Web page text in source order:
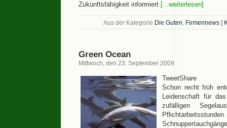
Zukunftsfähigkeit informiert [...weiterlesen]
Aus der Kategorie Die Guten, Firmennews
Green Ocean
Mittwoch, den 23. September 2009
TweetShare
Schon recht früh
Leidenschaft für
zufälligen